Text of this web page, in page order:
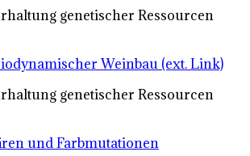
genetischer Ressourcen
Weinbau (ext. Link)
genetischer Ressourcen
und Farbmutationen